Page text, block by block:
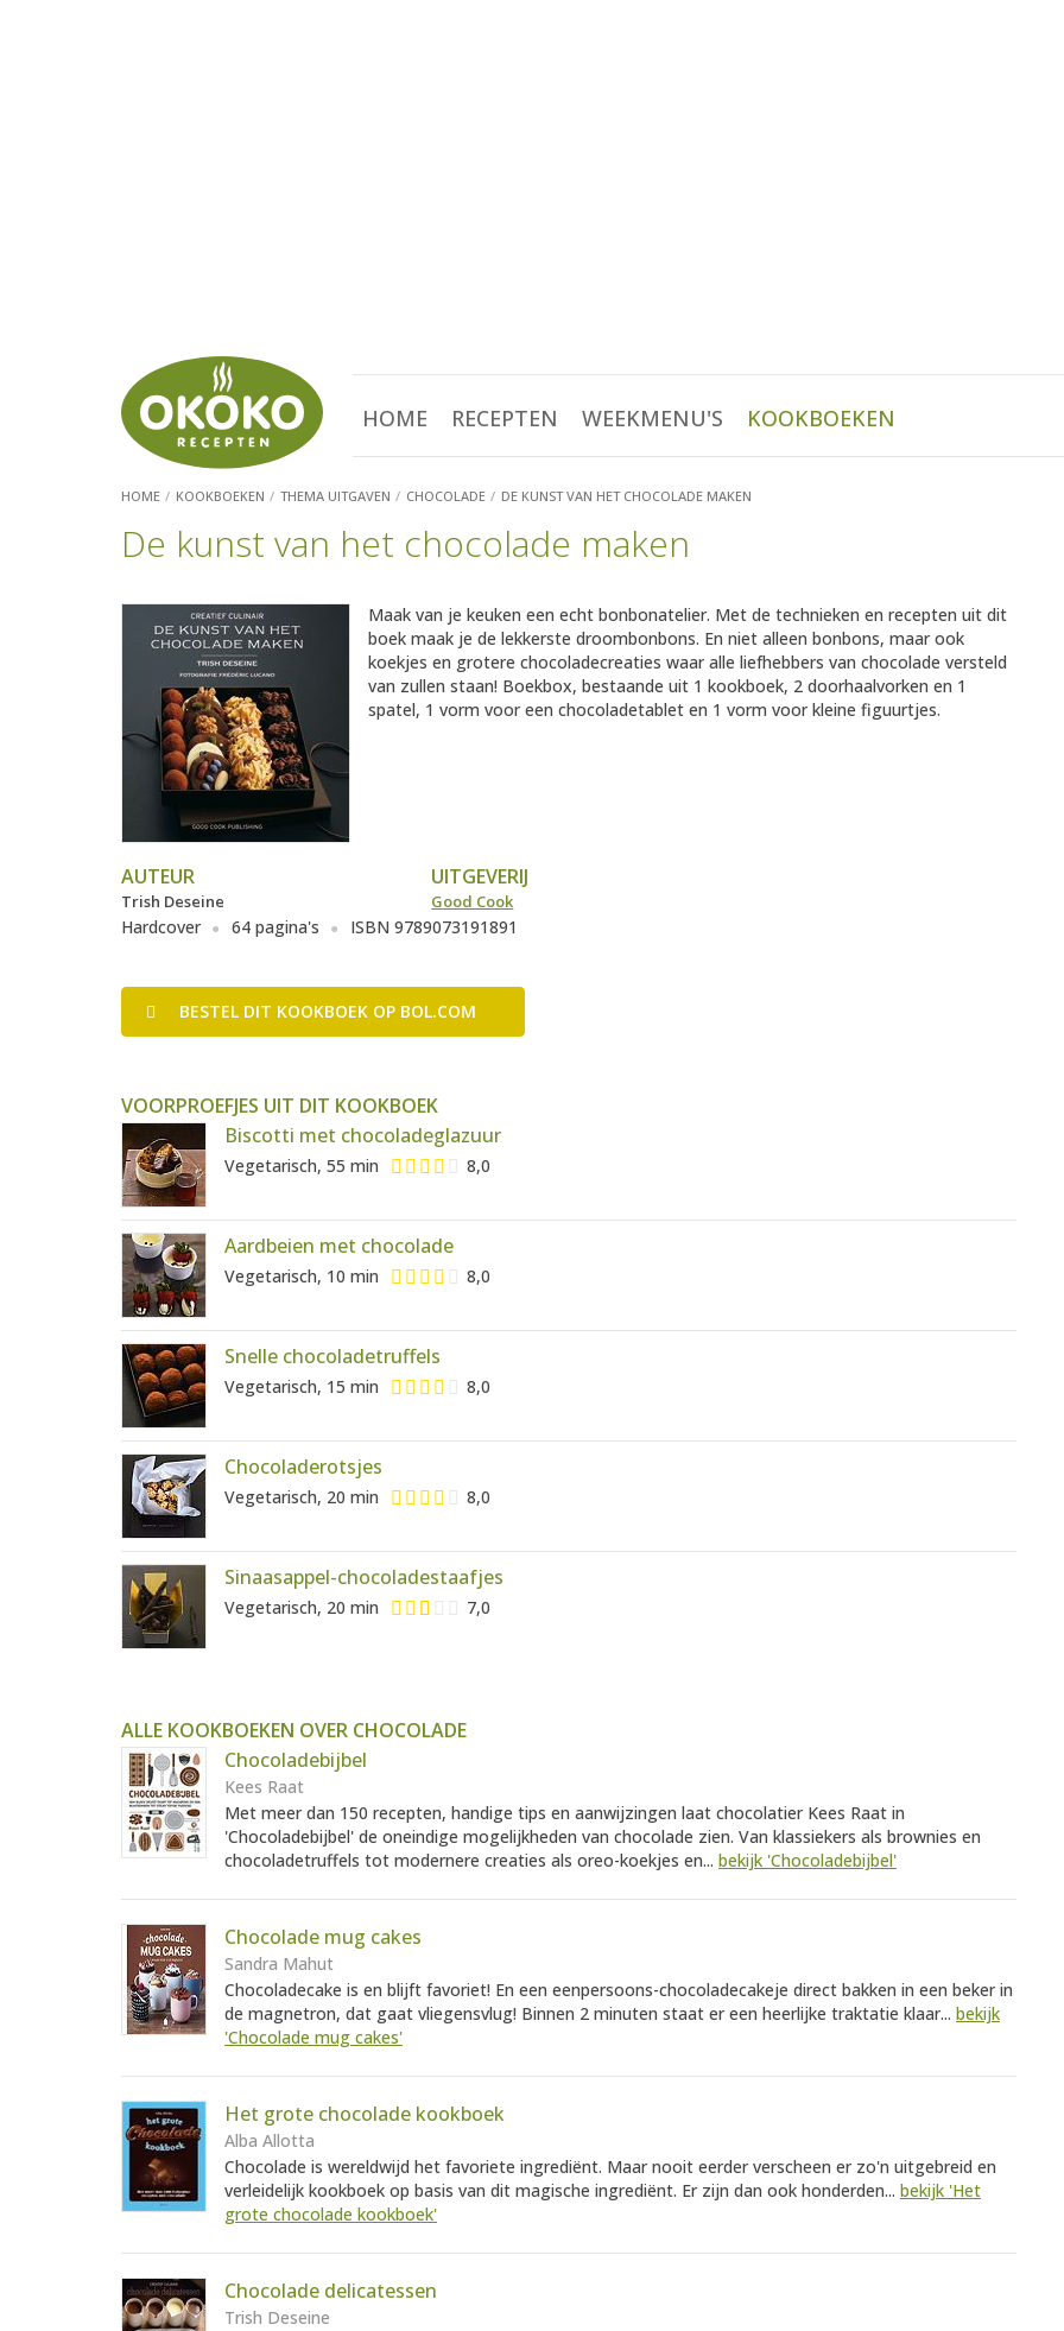
HOME RECEPTEN WEEKMENU'S KOOKBOEKEN
HOME KOOKBOEKEN THEMA UITGAVEN CHOCOLADE DE KUNST VAN HET CHOCOLADE MAKEN
De kunst van het chocolade maken
Maak van je keuken een echt bonbonatelier. Met de technieken en recepten uit dit
boek maak je de lekkerste droombonbons. En niet alleen bonbons, maar ook
koekjes en grotere chocoladecreaties waar alle liefhebbers van chocolade versteld
van zullen staan! Boekbox, bestaande uit 1 kookboek, 2 doorhaalvorken en 1
spatel, 1 vorm voor een chocoladetablet en 1 vorm voor kleine figuurtjes.
AUTEUR
Trish Deseine
UITGEVERIJ
Good Cook
Hardcover 64 pagina's ISBN 9789073191891
BESTEL DIT KOOKBOEK OP BOL.COM
VOORPROEFJES UIT DIT KOOKBOEK
Biscotti met chocoladeglazuur
Vegetarisch, 55 min 8,0
Aardbeien met chocolade
Vegetarisch, 10 min 8,0
Snelle chocoladetruffels
Vegetarisch, 15 min 8,0
Chocoladerotsjes
Vegetarisch, 20 min 8,0
Sinaasappel-chocoladestaafjes
Vegetarisch, 20 min 7,0
ALLE KOOKBOEKEN OVER CHOCOLADE
Chocoladebijbel
Kees Raat
Met meer dan 150 recepten, handige tips en aanwijzingen laat chocolatier Kees Raat in
'Chocoladebijbel' de oneindige mogelijkheden van chocolade zien. Van klassiekers als brownies en
chocoladetruffels tot modernere creaties als oreo-koekjes en... bekijk 'Chocoladebijbel'
Chocolade mug cakes
Sandra Mahut
Chocoladecake is en blijft favoriet! En een eenpersoons-chocoladecakeje direct bakken in een beker in
de magnetron, dat gaat vliegensvlug! Binnen 2 minuten staat er een heerlijke traktatie klaar... bekijk
'Chocolade mug cakes'
Het grote chocolade kookboek
Alba Allotta
Chocolade is wereldwijd het favoriete ingrediënt. Maar nooit eerder verscheen er zo'n uitgebreid en
verleidelijk kookboek op basis van dit magische ingrediënt. Er zijn dan ook honderden... bekijk 'Het
grote chocolade kookboek'
Chocolade delicatessen
Trish Deseine